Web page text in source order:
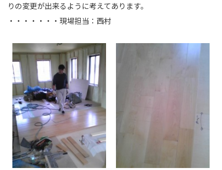
りの変更が出来るように考えてあります。
・・・・・・・現場担当：西村